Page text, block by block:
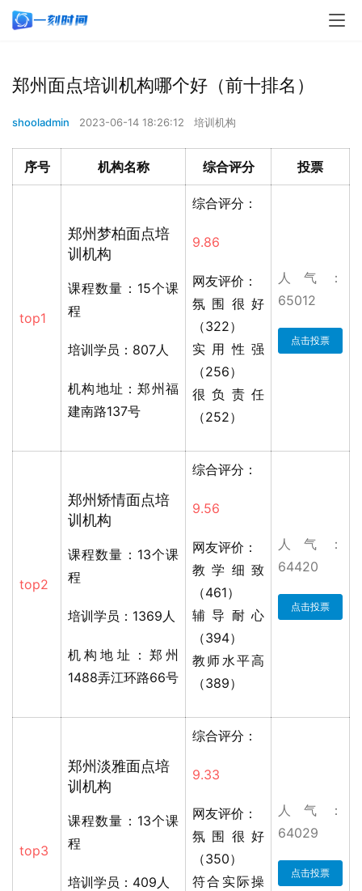
郑州面点培训机构哪个好（前十排名）
shooladmin 2023-06-14 18:26:12 培训机构
序号 机构名称 综合评分 投票
top1
郑州梦柏面点培
训机构
课程数量：15个课
程
培训学员：807人
机构地址：郑州福
建南路137号
综合评分：
9.86
网友评价：
氛围很好
（322）
实用性强
（256）
很负责任
（252）
人气：
65012
点击投票
top2
郑州矫情面点培
训机构
课程数量：13个课
程
培训学员：1369人
机构地址：郑州
1488弄江环路66号
综合评分：
9.56
网友评价：
教学细致
（461）
辅导耐心
（394）
教师水平高
（389）
人气：
64420
点击投票
top3
郑州淡雅面点培
训机构
课程数量：13个课
程
培训学员：409人
综合评分：
9.33
网友评价：
氛围很好
（350）
符合实际操
人气：
64029
点击投票